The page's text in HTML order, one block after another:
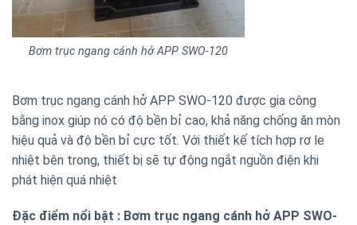
Bơm trục ngang cánh hở APP SWO-120
Bơm trục ngang cánh hở APP SWO-120 được gia công
bằng inox giúp nó có độ bền bỉ cao, khả năng chống ăn mòn
hiệu quả và độ bền bỉ cực tốt. Với thiết kế tích hợp rơ le
nhiệt bên trong, thiết bị sẽ tự động ngắt nguồn điện khi
phát hiện quá nhiệt
Đặc điểm nổi bật : Bơm trục ngang cánh hở APP SWO-